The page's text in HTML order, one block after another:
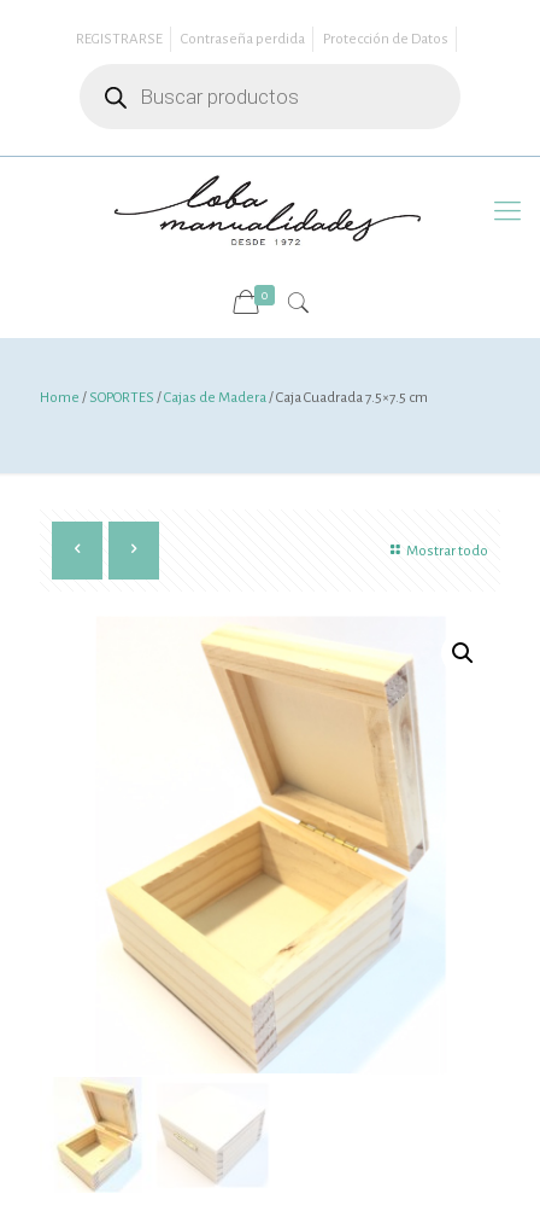
REGISTRARSE Contraseña perdida
Protección de Datos
productos
0
Home / SOPORTES /Cajas de Madera/ Caja Cuadrada 7.5×7.5 cm
Mostrar todo